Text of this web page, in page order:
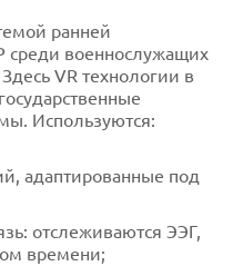
ранней
среди военнослужащих
VR технологии в
Используются:
адаптированные под
отслеживаются ЭЭГ,
времени;